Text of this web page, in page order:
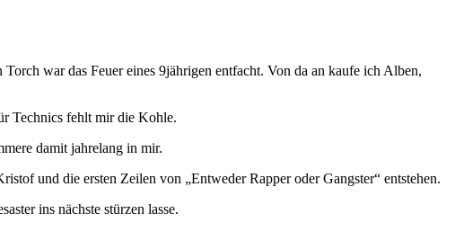
war das Feuer eines 9jährigen entfacht. Von da an kaufe ich Alben,
Technics fehlt mir die Kohle.
damit jahrelang in mir.
und die ersten Zeilen von „Entweder Rapper oder Gangster“ entstehen.
ins nächste stürzen lasse.